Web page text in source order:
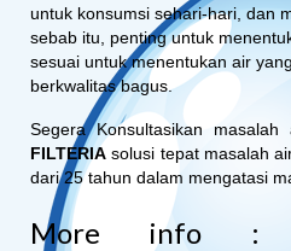
untuk konsumsi sehari-hari, dan
sebab itu, penting untuk
sesuai untuk menentukan air
berkwalitas bagus.
Segera Konsultasikan
FILTERIA solusi tepat masalah
dari 25 tahun dalam mengatasi
More info :